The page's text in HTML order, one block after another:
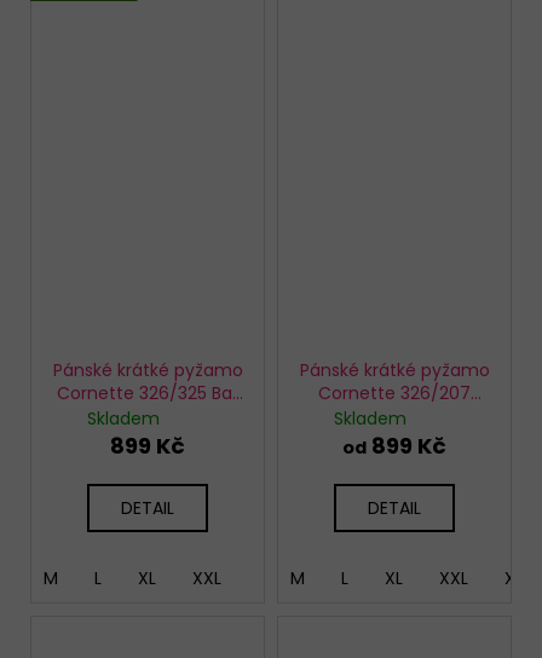
Pánské krátké pyžamo
Cornette 326/325 Bat
4
Skladem
899 Kč
DETAIL
M L XL XXL
Pánské krátké pyžamo
Cornette 326/207
Beer
Skladem
od 899 Kč
DETAIL
M L XL XXL